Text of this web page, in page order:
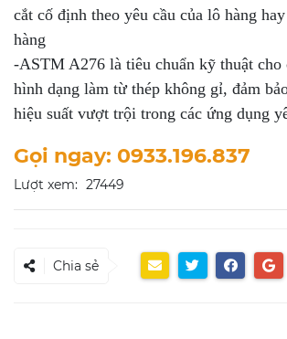
cắt cố định theo yêu cầu của lô hàng
hàng
-ASTM A276 là tiêu chuẩn kỹ thuật cho
hình dạng làm từ thép không gỉ, đảm
hiệu suất vượt trội trong các ứng dụng
Gọi ngay: 0933.196.837
Lượt xem: 27449
Chia sẻ